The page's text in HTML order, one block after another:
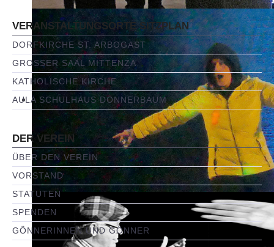
VERANSTALTUNGSORTE SITZPLAN
DORFKIRCHE ST. ARBOGAST
GROSSER SAAL MITTENZA
KATHOLISCHE KIRCHE
AULA SCHULHAUS DONNERBAUM
DER VEREIN
ÜBER DEN VEREIN
VORSTAND
STATUTEN
SPENDEN
GÖNNERINNEN UND GÖNNER